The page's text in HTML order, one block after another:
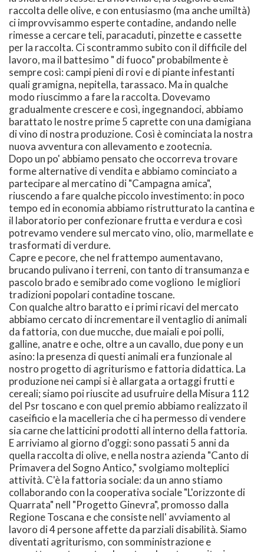
raccolta delle olive, e con entusiasmo (ma anche umiltà)
ci improvvisammo esperte contadine, andando nelle
rimesse a cercare teli, paracaduti, pinzette e cassette
per la raccolta. Ci scontrammo subito con il difficile del
lavoro, ma il battesimo " di fuoco" probabilmente è
sempre così: campi pieni di rovi e di piante infestanti
quali gramigna, nepitella, tarassaco. Ma in qualche
modo riuscimmo a fare la raccolta. Dovevamo
gradualmente crescere e così, ingegnandoci, abbiamo
barattato le nostre prime 5 caprette con una damigiana
di vino di nostra produzione. Così è cominciata la nostra
nuova avventura con allevamento e zootecnia.
Dopo un po' abbiamo pensato che occorreva trovare
forme alternative di vendita e abbiamo cominciato a
partecipare al mercatino di "Campagna amica",
riuscendo a fare qualche piccolo investimento: in poco
tempo ed in economia abbiamo ristrutturato la cantina e
il laboratorio per confezionare frutta e verdura e così
potrevamo vendere sul mercato vino, olio, marmellate e
trasformati di verdure.
Capre e pecore, che nel frattempo aumentavano,
brucando pulivano i terreni, con tanto di transumanza e
pascolo brado e semibrado come vogliono le migliori
tradizioni popolari contadine toscane.
Con qualche altro baratto e i primi ricavi del mercato
abbiamo cercato di incrementare il ventaglio di animali
da fattoria, con due mucche, due maiali e poi polli,
galline, anatre e oche, oltre a un cavallo, due pony e un
asino: la presenza di questi animali era funzionale al
nostro progetto di agriturismo e fattoria didattica. La
produzione nei campi si è allargata a ortaggi frutti e
cereali; siamo poi riuscite ad usufruire della Misura 112
del Psr toscano e con quel premio abbiamo realizzato il
caseificio e la macelleria che ci ha permesso di vendere
sia carne che latticini prodotti all interno della fattoria.
E arriviamo al giorno d'oggi: sono passati 5 anni da
quella raccolta di olive, e nella nostra azienda "Canto di
Primavera del Sogno Antico," svolgiamo molteplici
attività. C'è la fattoria sociale: da un anno stiamo
collaborando con la cooperativa sociale "L'orizzonte di
Quarrata" nell "Progetto Ginevra", promosso dalla
Regione Toscana e che consiste nell' avviamento al
lavoro di 4 persone affette da parziali disabilità. Siamo
diventati agriturismo, con somministrazione e